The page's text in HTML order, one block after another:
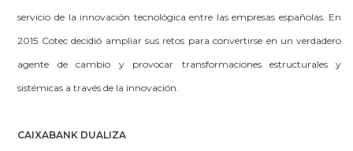
servicio de la innovación tecnológica entre las empresas españolas. En
2015 Cotec decidió ampliar sus retos para convertirse en un verdadero
agente de cambio y provocar transformaciones estructurales y
sistémicas a través de la innovación.
CAIXABANK DUALIZA